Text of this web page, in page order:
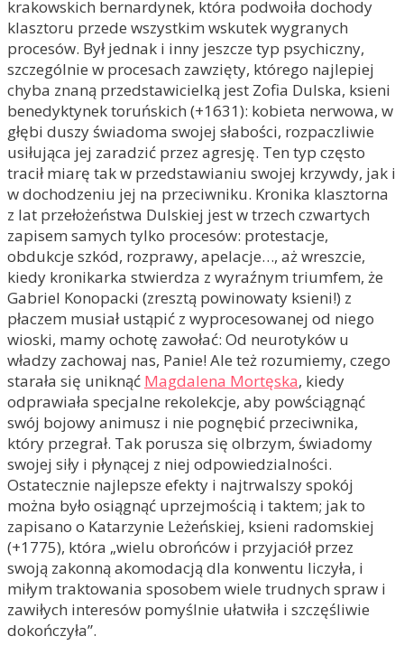
krakowskich bernardynek, która podwoiła dochody
klasztoru przede wszystkim wskutek wygranych
procesów. Był jednak i inny jeszcze typ psychiczny,
szczególnie w procesach zawzięty, którego najlepiej
chyba znaną przedstawicielką jest Zofia Dulska, ksieni
benedyktynek toruńskich (+1631): kobieta nerwowa, w
głębi duszy świadoma swojej słabości, rozpaczliwie
usiłująca jej zaradzić przez agresję. Ten typ często
tracił miarę tak w przedstawianiu swojej krzywdy, jak i
w dochodzeniu jej na przeciwniku. Kronika klasztorna
z lat przełożeństwa Dulskiej jest w trzech czwartych
zapisem samych tylko procesów: protestacje,
obdukcje szkód, rozprawy, apelacje…, aż wreszcie,
kiedy kronikarka stwierdza z wyraźnym triumfem, że
Gabriel Konopacki (zresztą powinowaty ksieni!) z
płaczem musiał ustąpić z wyprocesowanej od niego
wioski, mamy ochotę zawołać: Od neurotyków u
władzy zachowaj nas, Panie! Ale też rozumiemy, czego
starała się uniknąć Magdalena Mortęska, kiedy
odprawiała specjalne rekolekcje, aby powściągnąć
swój bojowy animusz i nie pognębić przeciwnika,
który przegrał. Tak porusza się olbrzym, świadomy
swojej siły i płynącej z niej odpowiedzialności.
Ostatecznie najlepsze efekty i najtrwalszy spokój
można było osiągnąć uprzejmością i taktem; jak to
zapisano o Katarzynie Leżeńskiej, ksieni radomskiej
(+1775), która „wielu obrońców i przyjaciół przez
swoją zakonną akomodacją dla konwentu liczyła, i
miłym traktowania sposobem wiele trudnych spraw i
zawiłych interesów pomyślnie ułatwiła i szczęśliwie
dokończyła”.